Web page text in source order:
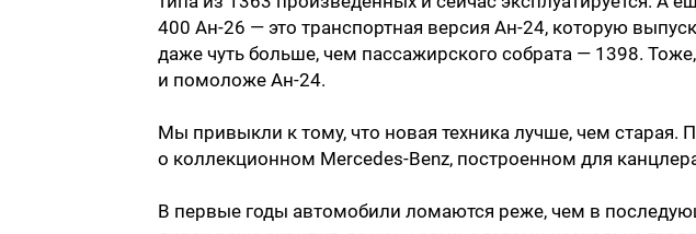
400 Ан-26 — это транспортная версия Ан-24, которую
даже чуть больше, чем пассажирского собрата — 1398. Тоже,
и помоложе Ан-24.
Мы привыкли к тому, что новая техника лучше, чем старая.
о коллекционном Mercedes-Benz, построенном для
В первые годы автомобили ломаются реже, чем в